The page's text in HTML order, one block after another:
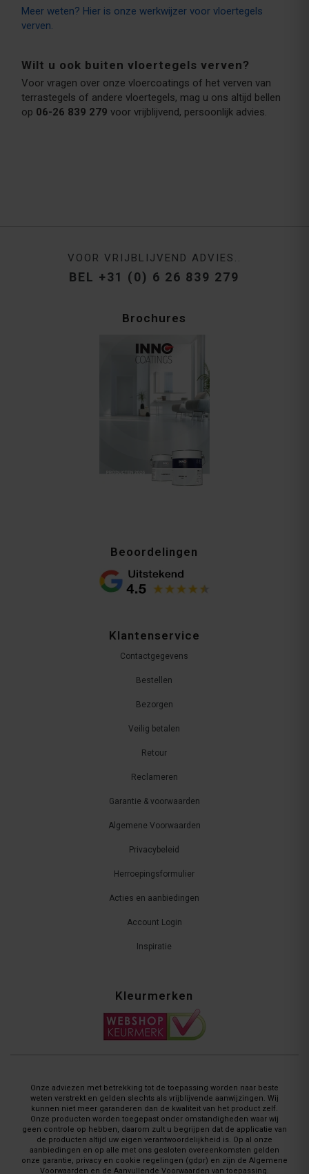
Meer weten? Hier is onze werkwijzer voor vloertegels
verven.
Wilt u ook buiten vloertegels verven?
Voor vragen over onze vloercoatings of het verven van
terrastegels of andere vloertegels, mag u ons altijd bellen
op 06-26 839 279 voor vrijblijvend, persoonlijk advies.
VOOR VRIJBLIJVEND ADVIES..
BEL +31 (0) 6 26 839 279
Brochures
Beoordelingen
Klantenservice
Contactgegevens
Bestellen
Bezorgen
Veilig betalen
Retour
Reclameren
Garantie & voorwaarden
Algemene Voorwaarden
Privacybeleid
Herroepingsformulier
Acties en aanbiedingen
Account Login
Inspiratie
Kleurmerken
Onze adviezen met betrekking tot de toepassing worden naar beste
weten verstrekt en gelden slechts als vrijblijvende aanwijzingen. Wij
kunnen niet meer garanderen dan de kwaliteit van het product zelf.
Onze producten worden toegepast onder omstandigheden waar wij
geen controle op hebben, daarom zult u begrijpen dat de applicatie van
de producten altijd uw eigen verantwoordelijkheid is. Op al onze
aanbiedingen en op alle met ons gesloten overeenkomsten gelden
onze garantie, privacy en cookie regelingen (gdpr) en zijn de Algemene
Voorwaarden en de Aanvullende Voorwaarden van toepassing.